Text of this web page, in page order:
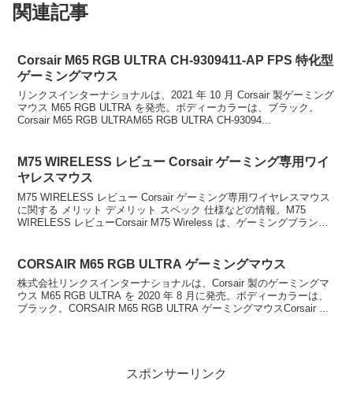
関連記事
Corsair M65 RGB ULTRA CH-9309411-AP FPS 特化型
ゲーミングマウス
リンクスインターナショナルは、2021 年 10 月 Corsair 製ゲーミング
マウス M65 RGB ULTRA を発売。ボディーカラーは、ブラック。
Corsair M65 RGB ULTRAM65 RGB ULTRA CH-93094...
M75 WIRELESS レビュー Corsair ゲーミング専用ワイ
ヤレスマウス
M75 WIRELESS レビュー Corsair ゲーミング専用ワイヤレスマウス
に関する メリット デメリット スペック 仕様などの情報。M75
WIRELESS レビューCorsair M75 Wireless は、ゲーミングブラン
CORSAIR M65 RGB ULTRA ゲーミングマウス
株式会社リンクスインターナショナルは、Corsair 製のゲーミングマ
ウス M65 RGB ULTRA を 2020 年 8 月に発売。ボディーカラーは、
ブラック。CORSAIR M65 RGB ULTRA ゲーミングマウスCorsair ...
スポンサーリンク